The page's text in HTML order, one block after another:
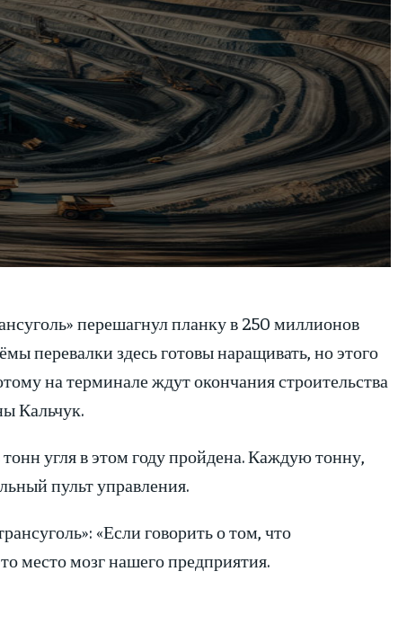
перешагнул планку в 250 миллионов
перевалки здесь готовы наращивать, но этого
на терминале ждут окончания строительства
Кальчук.
угля в этом году пройдена. Каждую тонну,
пульт управления.
«Если говорить о том, что
место мозг нашего предприятия.